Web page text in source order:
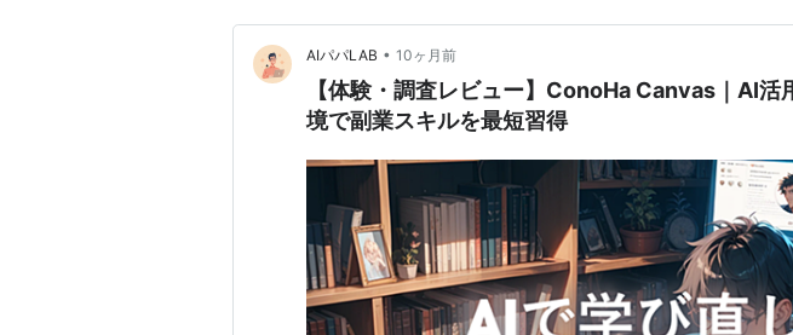
AIパパLAB • 10ヶ月前
【体験・調査レビュー】ConoHa Canvas｜AI活
境で副業スキルを最短習得